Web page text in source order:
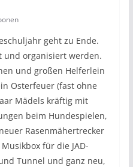
geht zu Ende.
und organisiert werden.
und großen Helferlein
Osterfeuer (fast ohne
Mädels kräftig mit
beim Hundespielen,
Rasenmähertrecker
für die JAD-
Tunnel und ganz neu,